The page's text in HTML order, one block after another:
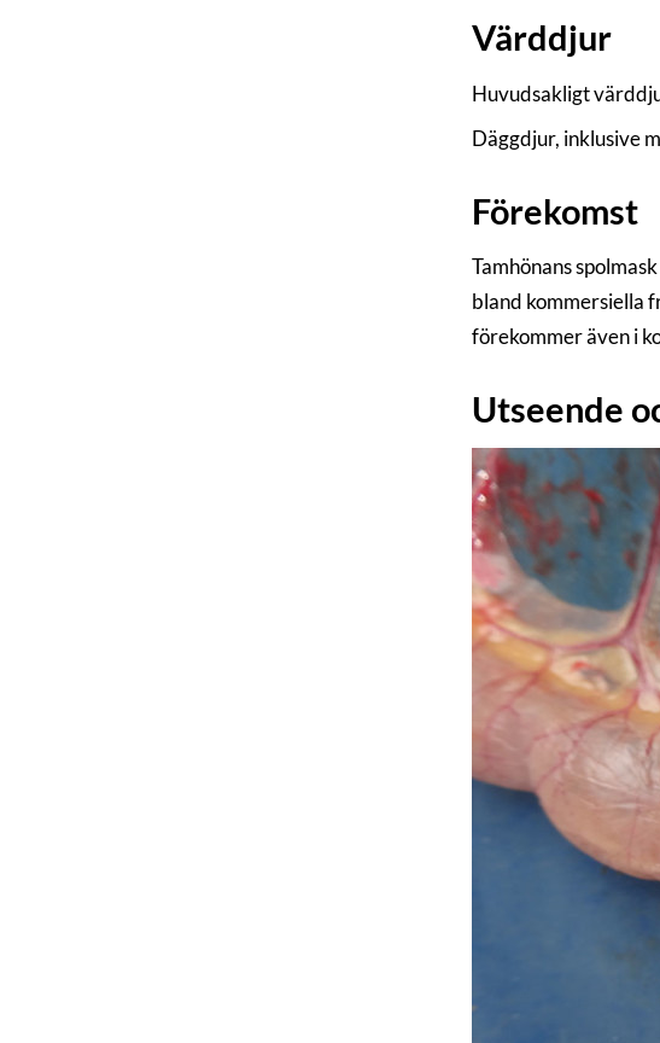
Värddjur
Huvudsakligt
Däggdjur, inklusive
Förekomst
Tamhönans
bland kommersiella
förekommer även i
Utseende